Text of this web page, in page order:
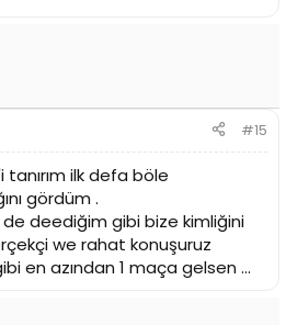
#15
ilk defa böle
gördüm .
deediğim gibi bize kimliğini
we rahat konuşuruz
en azından 1 maça gelsen ...